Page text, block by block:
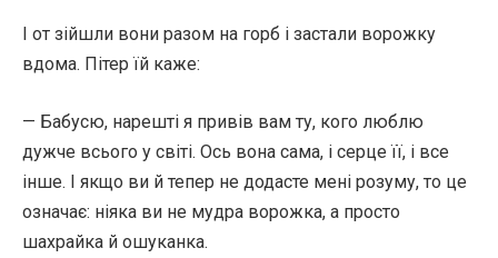
І от зійшли вони разом на горб і застали ворожку
вдома. Пітер їй каже:
— Бабусю, нарешті я привів вам ту, кого люблю
дужче всього у світі. Ось вона сама, і серце її, і все
інше. І якщо ви й тепер не додасте мені розуму, то це
означає: ніяка ви не мудра ворожка, а просто
шахрайка й ошуканка.